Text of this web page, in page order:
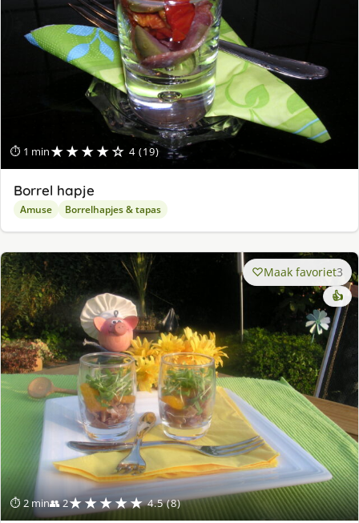
⏱ 1 min★★★★☆ 4 (19)
Borrel hapje
Amuse Borrelhapjes & tapas
⏱ 2 min👥 2★★★★★ 4.5 (8)
Maak favoriet3
👍